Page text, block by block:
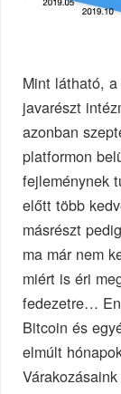
Mint látható,
javarészt
azonban
platformon
fejleménynek
előtt több
másrészt
ma már nem
miért is éri
fedezetre…
Bitcoin és
elmúlt